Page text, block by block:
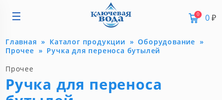
0 0₽
Главная Каталог продукции
Оборудование
Прочее
Ручка для переноса бутылей
Прочее
Ручка для переноса